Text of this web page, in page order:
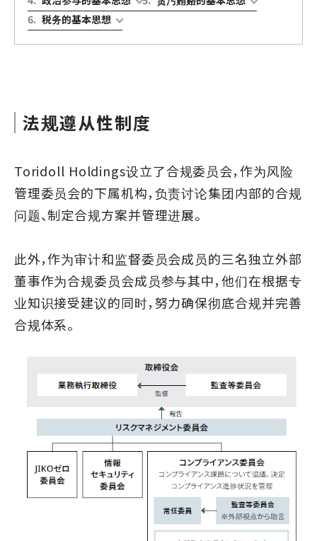
6. 税务的基本思想
法规遵从性制度
Toridoll Holdings设立了合规委员会，作为风险
管理委员会的下属机构，负责讨论集团内部的合规
问题、制定合规方案并管理进展。
此外，作为审计和监督委员会成员的三名独立外部
董事作为合规委员会成员参与其中，他们在根据专
业知识接受建议的同时，努力确保彻底合规并完善
合规体系。